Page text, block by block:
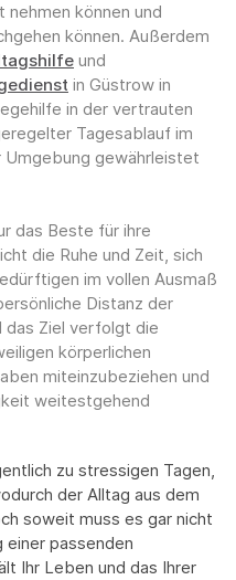
nehmen können und
können. Außerdem
und
in Güstrow in
in der vertrauten
Tagesablauf im
gewährleistet
das Beste für ihre
die Ruhe und Zeit, sich
im vollen Ausmaß
Distanz der
das Ziel verfolgt die
körperlichen
miteinzubeziehen und
weitestgehend
zu stressigen Tagen,
der Alltag aus dem
soweit muss es gar nicht
passenden
Ihr Leben und das Ihrer